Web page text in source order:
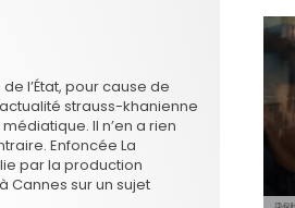
l’État, pour cause de
strauss-khanienne
Il n’en a rien
Enfoncée La
par la production
Cannes sur un sujet